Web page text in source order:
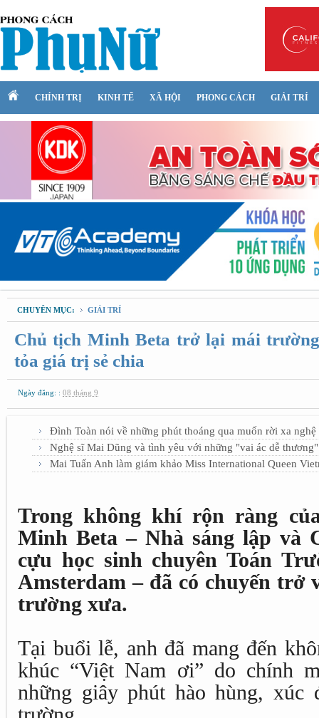
CHÍNH TRỊ KINH TẾ XÃ HỘI PHONG CÁCH GIẢI TRÍ
CHUYÊN MỤC: GIẢI TRÍ
Chủ tịch Minh Beta trở lại mái
tỏa giá trị sẻ chia
Ngày đăng: : 08 tháng 9
Đình Toàn nói về những phút thoáng qua muốn rời xa nghệ
Nghệ sĩ Mai Dũng và tình yêu với những "vai ác dễ thương"
Mai Tuấn Anh làm giám khảo Miss International Queen
Trong không khí rộn ràng
Minh Beta – Nhà sáng lập và
cựu học sinh chuyên Toán
Amsterdam – đã có chuyến trở
trường xưa.
Tại buổi lễ, anh đã mang đến
khúc “Việt Nam ơi” do chính
những giây phút hào hùng, xúc